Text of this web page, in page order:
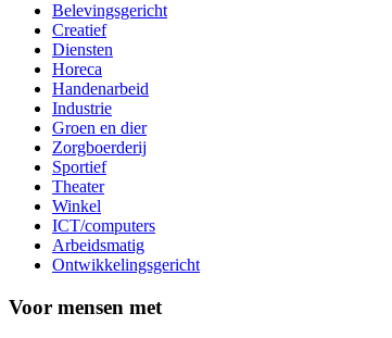
Belevingsgericht
Creatief
Diensten
Horeca
Handenarbeid
Industrie
Groen en dier
Zorgboerderij
Sportief
Theater
Winkel
ICT/computers
Arbeidsmatig
Ontwikkelingsgericht
Voor mensen met